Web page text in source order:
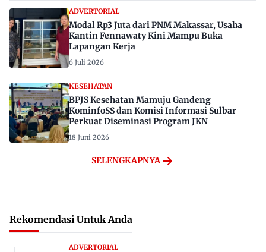
ADVERTORIAL
Modal Rp3 Juta dari PNM Makassar, Usaha
Kantin Fennawaty Kini Mampu Buka
Lapangan Kerja
6 Juli 2026
KESEHATAN
BPJS Kesehatan Mamuju Gandeng
KominfoSS dan Komisi Informasi Sulbar
Perkuat Diseminasi Program JKN
18 Juni 2026
SELENGKAPNYA
Rekomendasi Untuk Anda
ADVERTORIAL